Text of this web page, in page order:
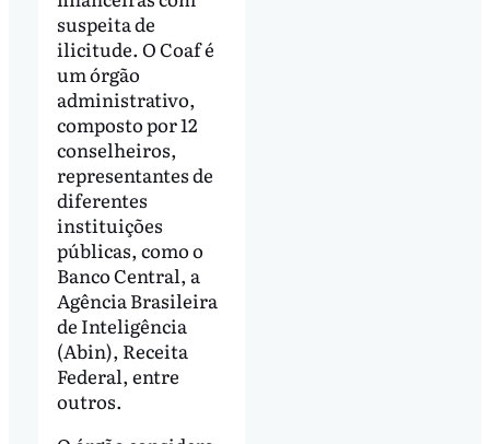
suspeita de
ilicitude. O Coaf é
um órgão
administrativo,
composto por 12
conselheiros,
representantes de
diferentes
instituições
públicas, como o
Banco Central, a
Agência Brasileira
de Inteligência
(Abin), Receita
Federal, entre
outros.